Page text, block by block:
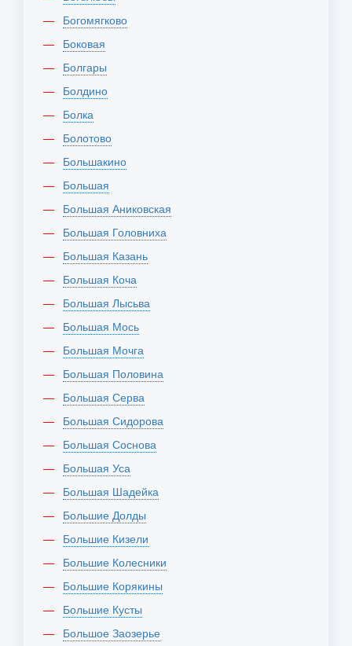
Богомягково
Боковая
Болгары
Болдино
Болка
Болотово
Большакино
Большая
Большая Аниковская
Большая Головниха
Большая Казань
Большая Коча
Большая Лысьва
Большая Мось
Большая Мочга
Большая Половина
Большая Серва
Большая Сидорова
Большая Соснова
Большая Уса
Большая Шадейка
Большие Долды
Большие Кизели
Большие Колесники
Большие Корякины
Большие Кусты
Большое Заозерье